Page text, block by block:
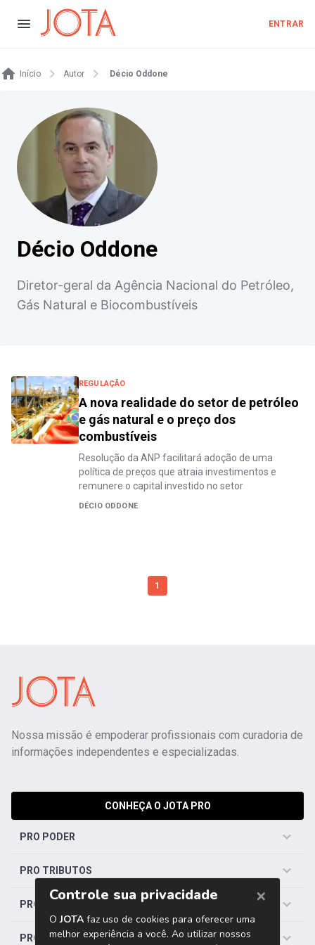
ENTRAR
Início Autor Décio Oddone
Décio Oddone
Diretor-geral da Agência Nacional do Petróleo,
Gás Natural e Biocombustíveis
REGULAÇÃO
A nova realidade do setor de petróleo
e gás natural e o preço dos
combustíveis
Resolução da ANP facilitará adoção de uma
política de preços que atraia investimentos e
remunere o capital investido no setor
DÉCIO ODDONE
1
Nossa missão é empoderar profissionais com curadoria de
informações independentes e especializadas.
CONHEÇA O JOTA PRO
PRO PODER
PRO TRIBUTOS
PRO TRABALHISTA
PRO SAÚDE